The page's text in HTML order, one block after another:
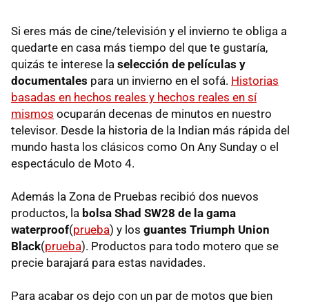
Si eres más de cine/televisión y el invierno te obliga a
quedarte en casa más tiempo del que te gustaría,
quizás te interese la selección de películas y
documentales para un invierno en el sofá. Historias
basadas en hechos reales y hechos reales en sí
mismos ocuparán decenas de minutos en nuestro
televisor. Desde la historia de la Indian más rápida del
mundo hasta los clásicos como On Any Sunday o el
espectáculo de Moto 4.
Además la Zona de Pruebas recibió dos nuevos
productos, la bolsa Shad SW28 de la gama
waterproof(prueba) y los guantes Triumph Union
Black(prueba). Productos para todo motero que se
precie barajará para estas navidades.
Para acabar os dejo con un par de motos que bien